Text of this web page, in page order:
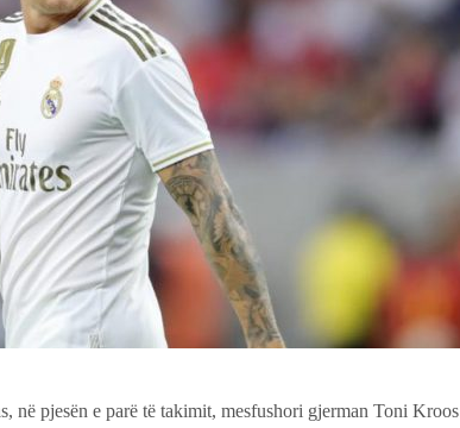
në pjesën e parë të takimit, mesfushori gjerman Toni Kroos